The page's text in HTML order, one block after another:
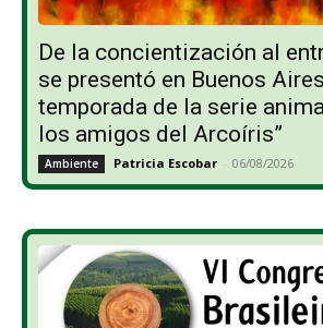
De la concientización al
se presentó en Buenos
temporada de la serie
los amigos del Arcoíris”
Ambiente Patricia Escobar - 06/08/2026